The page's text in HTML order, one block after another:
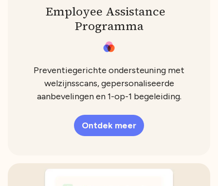
Employee Assistance
Programma
Preventiegerichte ondersteuning met
welzijnsscans, gepersonaliseerde
aanbevelingen en 1-op-1 begeleiding.
Ontdek meer